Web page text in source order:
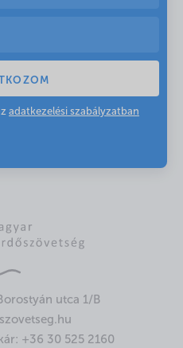
adatkezelési szabályzatban
utca 1/B
+36 30 525 2160